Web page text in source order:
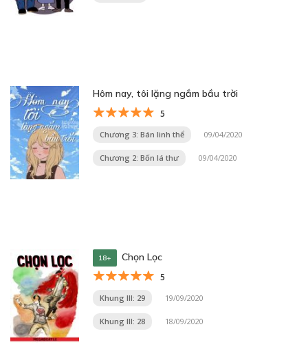
Hôm nay, tôi lặng ngắm bầu trời
5
Chương 3: Bán linh thể 09/04/2020
Chương 2: Bốn lá thư 09/04/2020
18+ Chọn Lọc
5
Khung III: 29 19/09/2020
Khung III: 28 18/09/2020